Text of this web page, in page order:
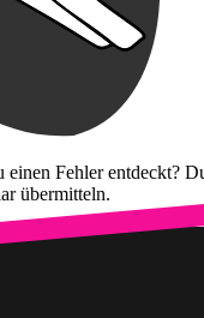
einen Fehler entdeckt?
übermitteln.